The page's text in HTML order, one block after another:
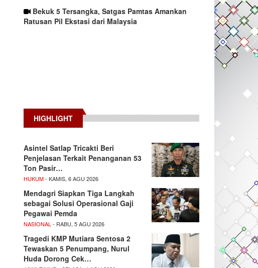
Bekuk 5 Tersangka, Satgas Pamtas Amankan
Ratusan Pil Ekstasi dari Malaysia
HIGHLIGHT
Asintel Satlap Tricakti Beri
Penjelasan Terkait Penanganan 53
Ton Pasir…
HUKUM- KAMIS, 6 AGU 2026
Mendagri Siapkan Tiga Langkah
sebagai Solusi Operasional Gaji
Pegawai Pemda
NASIONAL - RABU, 5 AGU 2026
Tragedi KMP Mutiara Sentosa 2
Tewaskan 5 Penumpang, Nurul
Huda Dorong Cek…